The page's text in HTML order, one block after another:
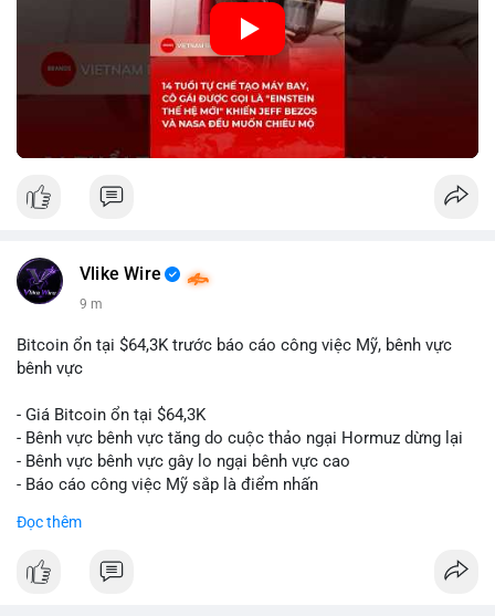
triển của công nghệ mới thường tạo cơ hội đầu tư hoặc ứng
dụng trong các lĩnh vực số hóa.
🎥 Xem video trực tiếp tại:
Nguồn: KIEN THUC KINH TE
Vlike Wire
9 m
Bitcoin ổn tại $64,3K trước báo cáo công việc Mỹ, bênh vực
bênh vực
- Giá Bitcoin ổn tại $64,3K
- Bênh vực bênh vực tăng do cuộc thảo ngại Hormuz dừng lại
- Bênh vực bênh vực gây lo ngại bênh vực cao
- Báo cáo công việc Mỹ sắp là điểm nhấn
$btc#btc
#vlikevn #titanbot
Đọc thêm